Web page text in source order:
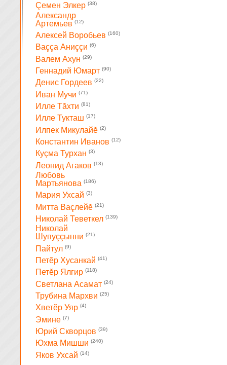
Çемен Элкер (38)
Александр
Артемьев (12)
Алексей Воробьев (160)
Ваççа Аниççи (6)
Валем Ахун (29)
Геннадий Юмарт (90)
Денис Гордеев (22)
Иван Мучи (71)
Илле Тăхти (81)
Илле Тукташ (17)
Илпек Микулайĕ (2)
Константин Иванов (12)
Куçма Турхан (3)
Леонид Агаков (13)
Любовь
Мартьянова (186)
Мария Ухсай (3)
Митта Ваçлейĕ (21)
Николай Теветкел (139)
Николай
Шупуççынни (21)
Пайтул (9)
Петĕр Хусанкай (41)
Петĕр Ялгир (118)
Светлана Асамат (24)
Трубина Мархви (25)
Хветĕр Уяр (4)
Эмине (7)
Юрий Скворцов (39)
Юхма Мишши (240)
Яков Ухсай (14)